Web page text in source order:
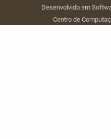
Desenvolvido em
Centro de